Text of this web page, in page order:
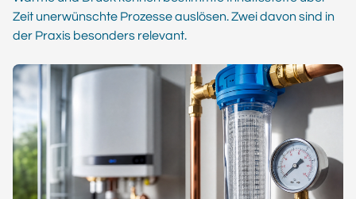
Zeit unerwünschte Prozesse auslösen. Zwei davon sind in
der Praxis besonders relevant.